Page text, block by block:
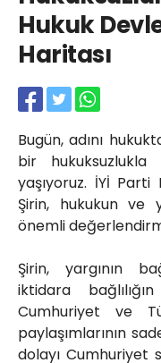
Hukuk
Haritası
Bugün, adını
bir hukuksuzlukla
yaşıyoruz. İYİ
Şirin, hukukun ve
önemli
Şirin, yargının
iktidara
Cumhuriyet ve
paylaşımlarının
dolayı Cumhuriyet